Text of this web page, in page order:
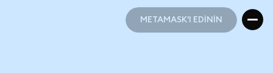
METAMASK'I EDİNİN